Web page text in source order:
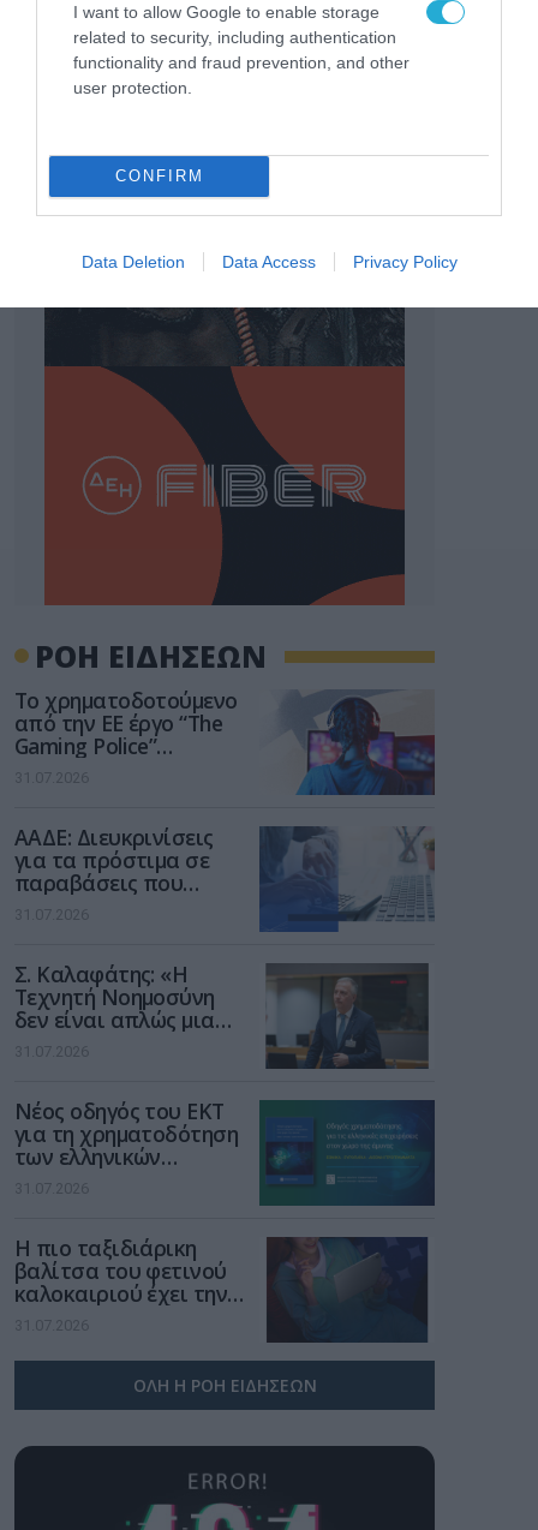
I want to allow Google to enable storage
related to security, including authentication
functionality and fraud prevention, and other
user protection.
CONFIRM
Data Deletion Data Access Privacy Policy
ΡΟΗ ΕΙΔΗΣΕΩΝ
Το χρηματοδοτούμενο
από την ΕΕ έργο “The
Gaming Police”
ενισχύει την ασφάλεια
των παιδιών στο
31.07.2026
ΑΑΔΕ: Διευκρινίσεις
για τα πρόστιμα σε
παραβάσεις που
αφορούν τους ΦΗΜ
31.07.2026
Σ. Καλαφάτης: «Η
Τεχνητή Νοημοσύνη
δεν είναι απλώς μια
νέα τεχνολογία, είναι
μια νέα βιομηχανική
31.07.2026
Νέος οδηγός του ΕΚΤ
για τη χρηματοδότηση
των ελληνικών
επιχειρήσεων στον
χώρο της άμυνας
31.07.2026
Η πιο ταξιδιάρικη
βαλίτσα του φετινού
καλοκαιριού έχει την
υπογραφή της Xiaomi
31.07.2026
ΟΛΗ Η ΡΟΗ ΕΙΔΗΣΕΩΝ